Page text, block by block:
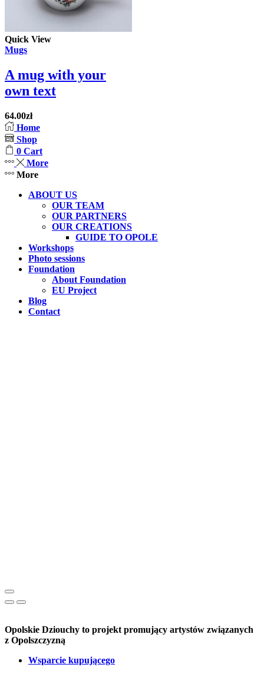
Quick View
Mugs
A mug with your
own text
64.00zł
Home
Shop
0 Cart
More
More
ABOUT US
OUR TEAM
OUR PARTNERS
OUR CREATIONS
GUIDE TO OPOLE
Workshops
Photo sessions
Foundation
About Foundation
EU Project
Blog
Contact
Opolskie Dziouchy to projekt promujący artystów związanych
z Opolszczyzną
Wsparcie kupującego